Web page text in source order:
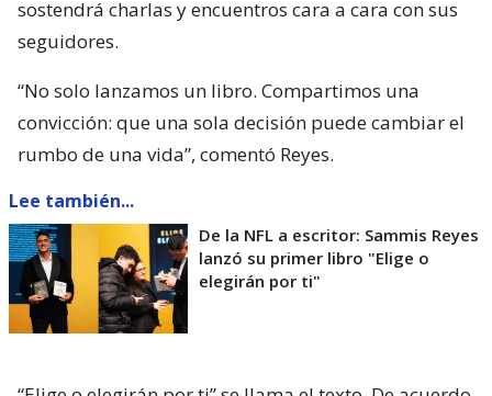
sostendrá charlas y encuentros cara a cara con sus
seguidores.
“No solo lanzamos un libro. Compartimos una
convicción: que una sola decisión puede cambiar el
rumbo de una vida”, comentó Reyes.
Lee también...
De la NFL a escritor: Sammis Reyes
lanzó su primer libro "Elige o
elegirán por ti"